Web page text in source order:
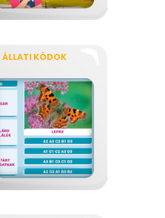
ÁLLATI KÓDOK